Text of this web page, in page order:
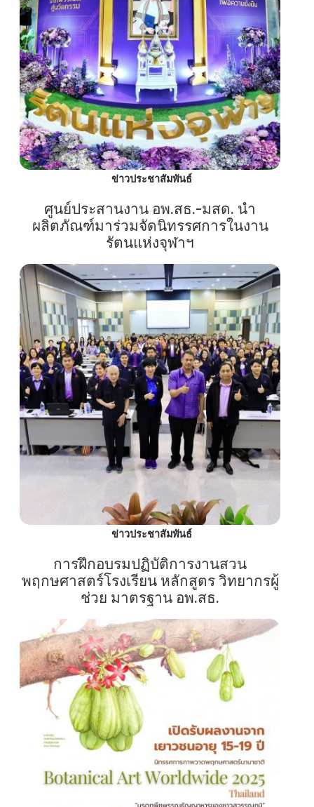
ข่าวประชาสัมพันธ์
ศูนย์ประสานงาน อพ.สธ.-มสด. นำ
ผลิตภัณฑ์มาร่วมจัดนิทรรศการในงาน
รัตนแห่งจุฬาฯ
ข่าวประชาสัมพันธ์
การฝึกอบรมปฏิบัติการงานสวน
พฤกษศาสตร์โรงเรียน หลักสูตร วิทยากรผู้
ช่วย มาตรฐาน อพ.สธ.